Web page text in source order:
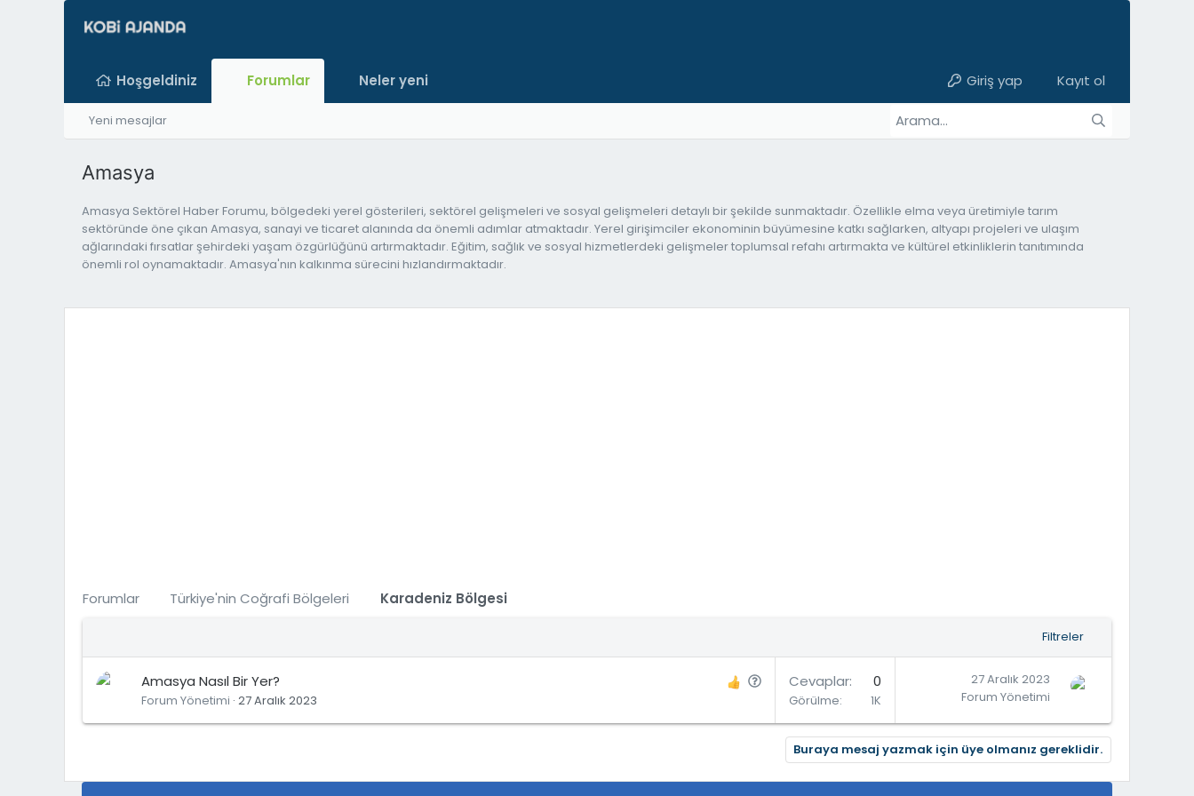
Hoşgeldiniz Forumlar Neler yeni Giriş yap Kayıt ol
Yeni mesajlar
Amasya
Amasya Sektörel Haber Forumu, bölgedeki yerel gösterileri, sektörel gelişmeleri ve sosyal gelişmeleri detaylı bir şekilde sunmaktadır. Özellikle elma veya üretimiyle tarım
sektöründe öne çıkan Amasya, sanayi ve ticaret alanında da önemli adımlar atmaktadır. Yerel girişimciler ekonominin büyümesine katkı sağlarken, altyapı projeleri ve ulaşım
ağlarındaki fırsatlar şehirdeki yaşam özgürlüğünü artırmaktadır. Eğitim, sağlık ve sosyal hizmetlerdeki gelişmeler toplumsal refahı artırmakta ve kültürel etkinliklerin tanıtımında
önemli rol oynamaktadır. Amasya'nın kalkınma sürecini hızlandırmaktadır.
Forumlar Türkiye'nin Coğrafi Bölgeleri Karadeniz Bölgesi
Filtreler
S
r
Amasya Nasıl Bir Yer?
Forum Yönetimi 27 Aralık 2023
Cevaplar 0
Görülme 1K
27 Aralık 2023
Forum Yönetimi
Buraya mesaj yazmak için üye olmanız gereklidir.